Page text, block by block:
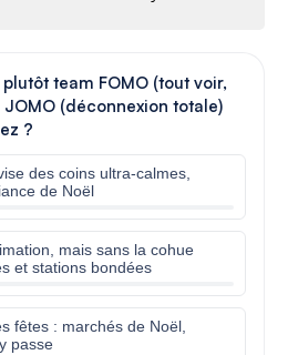
plutôt team FOMO (tout voir,
(déconnexion totale)
?
des coins ultra-calmes,
de Noël
mais sans la cohue
et stations bondées
fêtes : marchés de Noël,
passe